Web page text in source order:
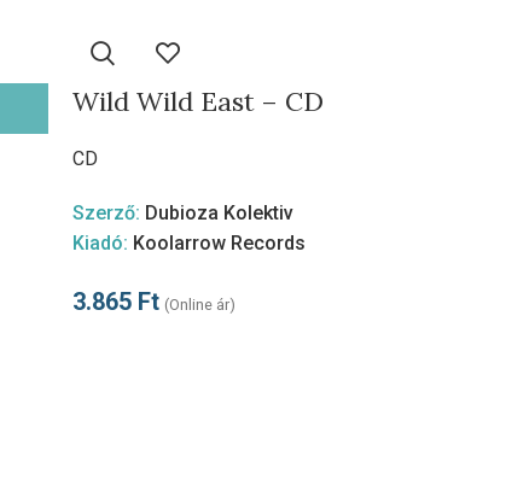
Wild Wild East – CD
CD
Szerző: Dubioza Kolektiv
Kiadó: Koolarrow Records
3.865 Ft (Online ár)